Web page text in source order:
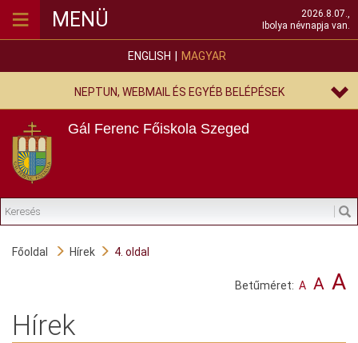
ENGLISH MAGYAR
NEPTUN, WEBMAIL ÉS EGYÉB BELÉPÉSEK
Gál Ferenc Főiskola Szeged
≡ MENÜ
2026.8.07.,
Ibolya névnapja van.
Főoldal Hírek 4. oldal
Betűméret: A A A
Hírek